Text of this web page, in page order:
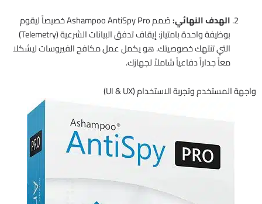
الهدف النهائي:
صُمم Ashampoo AntiSpy Pro خصيصاً ليقوم
بوظيفة واحدة بامتياز: إيقاف تدفق البيانات الشرعية (Telemetry)
التي تنتهك خصوصيتك. هو يكمل عمل مكافح الفيروسات ليشكلا
معاً جداراً دفاعياً شاملاً لجهازك.
واجهة المستخدم وتجربة الاستخدام (UI & UX)